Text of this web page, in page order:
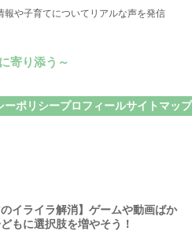
や子育てについてリアルな声を発信
寄り添う～
ーポリシープロフィールサイトマップ
のイライラ解消】ゲームや動画ばか
もに選択肢を増やそう！